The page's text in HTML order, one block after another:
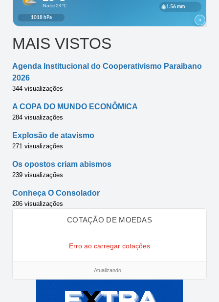
MAIS VISTOS
Agenda Institucional do Cooperativismo Paraibano
2026
344 visualizações
A COPA DO MUNDO ECONÔMICA
284 visualizações
Explosão de atavismo
271 visualizações
Os opostos criam abismos
239 visualizações
Conheça O Consolador
206 visualizações
COTAÇÃO DE MOEDAS
Erro ao carregar cotações
Atualizando...